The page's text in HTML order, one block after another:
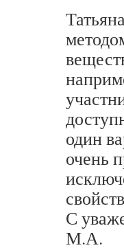
один
очень
С
М.А.